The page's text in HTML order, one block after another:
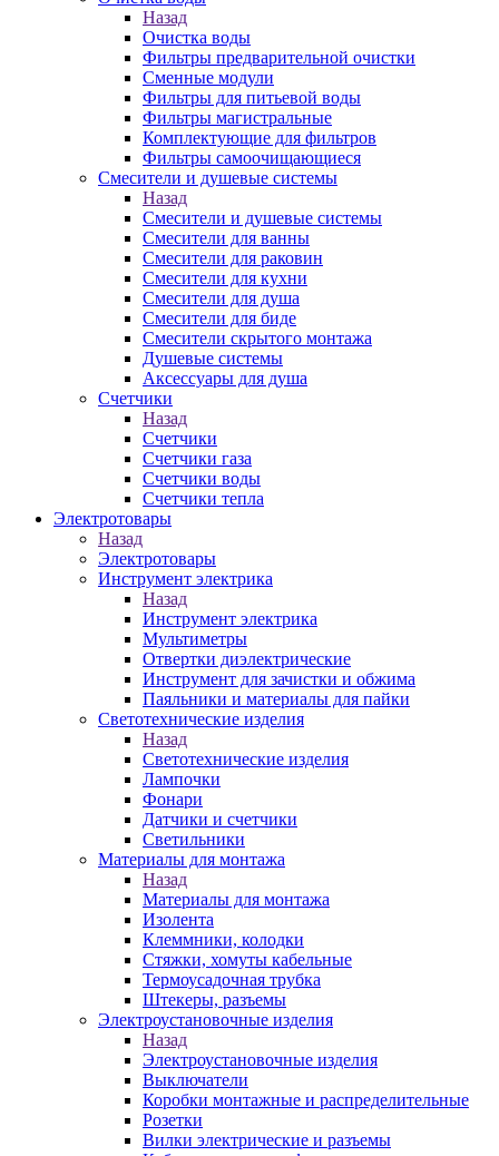
Назад
Очистка воды
Фильтры предварительной очистки
Сменные модули
Фильтры для питьевой воды
Фильтры магистральные
Комплектующие для фильтров
Фильтры самоочищающиеся
Смесители и душевые системы
Назад
Смесители и душевые системы
Смесители для ванны
Смесители для раковин
Смесители для кухни
Смесители для душа
Смесители для биде
Смесители скрытого монтажа
Душевые системы
Аксессуары для душа
Счетчики
Назад
Счетчики
Счетчики газа
Счетчики воды
Счетчики тепла
Электротовары
Назад
Электротовары
Инструмент электрика
Назад
Инструмент электрика
Мультиметры
Отвертки диэлектрические
Инструмент для зачистки и обжима
Паяльники и материалы для пайки
Светотехнические изделия
Назад
Светотехнические изделия
Лампочки
Фонари
Датчики и счетчики
Светильники
Материалы для монтажа
Назад
Материалы для монтажа
Изолента
Клеммники, колодки
Стяжки, хомуты кабельные
Термоусадочная трубка
Штекеры, разъемы
Электроустановочные изделия
Назад
Электроустановочные изделия
Выключатели
Коробки монтажные и распределительные
Розетки
Вилки электрические и разъемы